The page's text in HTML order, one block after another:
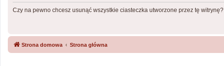
Czy na pewno chcesz usunąć wszystkie ciasteczka utworzone przez tę witrynę?
Strona domowa Strona główna